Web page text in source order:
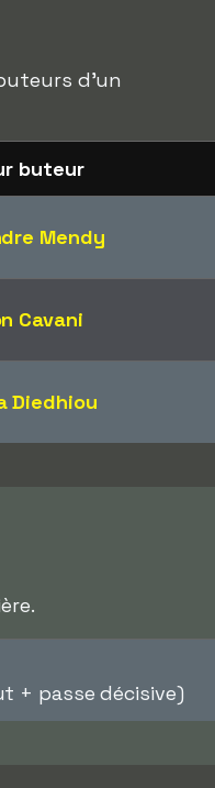
d'un
buteur
Mendy
Cavani
Diedhiou
+ passe décisive)